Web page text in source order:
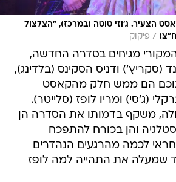
הצעיר. ג'וזי טוטה (במרכז), "הצלצול
/ פיקוק
מגיחים בסדרה החדשה,
(סקריץ') ודניס הסקינס (בלדינג),
הם ממש חלק מהקאסט
(ג'סי) ומריו לופז (סלייטר).
משקף בדמותו את הסדרה הן
והן בכורח להתפכח
לכמה מהרגעים הנהדרים
שמעלה את התהייה למה לופז